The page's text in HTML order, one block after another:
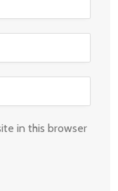
in this browser